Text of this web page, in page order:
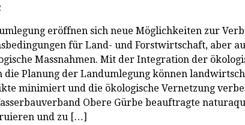
eröffnen sich neue Möglichkeiten zur
für Land- und Forstwirtschaft, aber
Massnahmen. Mit der Integration der
die Planung der Landumlegung können
minimiert und die ökologische Vernetzung
Obere Gürbe beauftragte
und zu […]